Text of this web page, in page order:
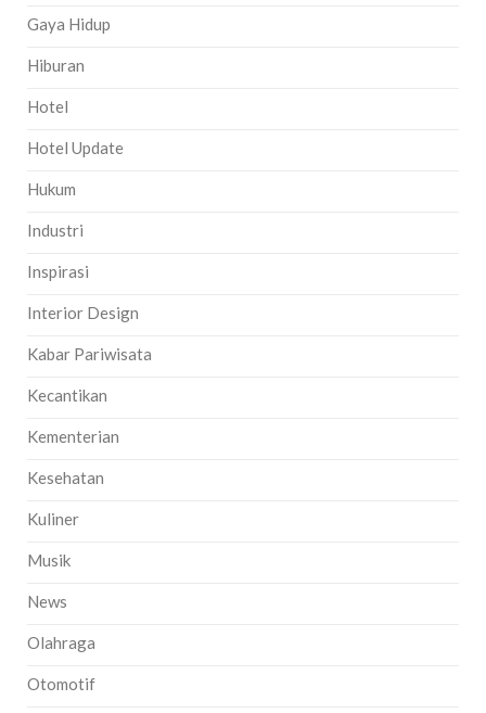
Gaya Hidup
Hiburan
Hotel
Hotel Update
Hukum
Industri
Inspirasi
Interior Design
Kabar Pariwisata
Kecantikan
Kementerian
Kesehatan
Kuliner
Musik
News
Olahraga
Otomotif